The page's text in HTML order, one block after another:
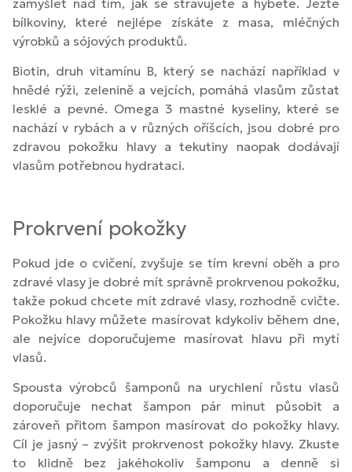
bílkoviny, které nejlépe získáte z masa, mléčných
výrobků a sójových produktů.
Biotin, druh vitamínu B, který se nachází například v
hnědé rýži, zelenině a vejcích, pomáhá vlasům zůstat
lesklé a pevné. Omega 3 mastné kyseliny, které se
nachází v rybách a v různých oříšcích, jsou dobré pro
zdravou pokožku hlavy a tekutiny naopak dodávají
vlasům potřebnou hydrataci.
Prokrvení pokožky
Pokud jde o cvičení, zvyšuje se tím krevní oběh a pro
zdravé vlasy je dobré mít správně prokrvenou pokožku,
takže pokud chcete mít zdravé vlasy, rozhodně cvičte.
Pokožku hlavy můžete masírovat kdykoliv během dne,
ale nejvíce doporučujeme masírovat hlavu při mytí
vlasů.
Spousta výrobců šamponů na urychlení růstu vlasů
doporučuje nechat šampon pár minut působit a
zároveň přitom šampon masírovat do pokožky hlavy.
Cíl je jasný – zvýšit prokrvenost pokožky hlavy. Zkuste
to klidně bez jakéhokoliv šamponu a denně si